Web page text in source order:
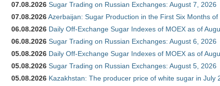
07.08.2026 Sugar Trading on Russian Exchanges: August 7, 2026
07.08.2026Azerbaijan: Sugar Production in the First Six Months of
06.08.2026 Daily Off-Exchange Sugar Indexes of MOEX as of
06.08.2026 Sugar Trading on Russian Exchanges: August 6, 2026
05.08.2026 Daily Off-Exchange Sugar Indexes of MOEX as of
05.08.2026 Sugar Trading on Russian Exchanges: August 5, 2026
05.08.2026 Kazakhstan: The producer price of white sugar in July